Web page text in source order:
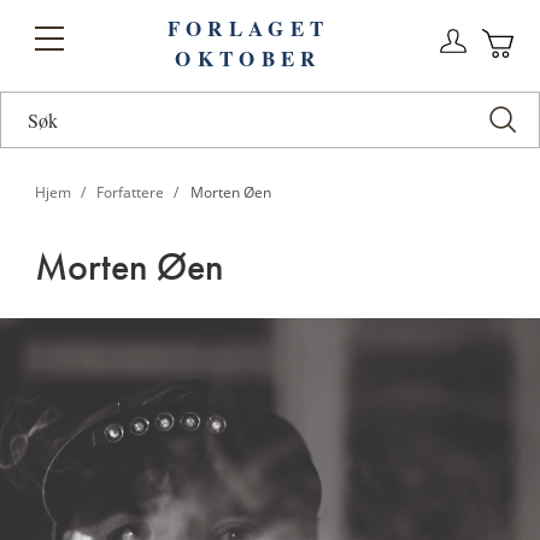
Toggle
FORLAGET
OKTOBER
Hjem Forfattere Morten Øen
Morten Øen